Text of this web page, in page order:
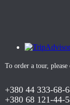
To order a tour, please
+380 44 333-68-
+380 68 121-44-